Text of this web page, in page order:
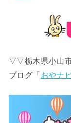
▽▽栃木県小山市
ブログ「 おやナ